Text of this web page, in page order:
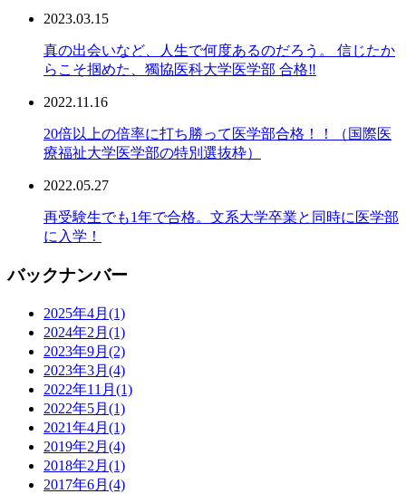
2023.03.15
真の出会いなど、人生で何度あるのだろう。 信じたか
らこそ掴めた、獨協医科大学医学部 合格‼︎
2022.11.16
20倍以上の倍率に打ち勝って医学部合格！！（国際医
療福祉大学医学部の特別選抜枠）
2022.05.27
再受験生でも1年で合格。文系大学卒業と同時に医学部
に入学！
バックナンバー
2025年4月 (1)
2024年2月 (1)
2023年9月 (2)
2023年3月 (4)
2022年11月 (1)
2022年5月 (1)
2021年4月 (1)
2019年2月 (4)
2018年2月 (1)
2017年6月 (4)